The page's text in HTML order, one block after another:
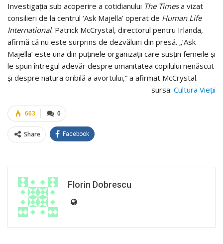
Investigația sub acoperire a cotidianului The Timesa vizat
consilieri de la centrul ‘Ask Majella’ operat de Human Life
International. Patrick McCrystal, directorul pentru Irlanda,
afirmă că nu este surprins de dezvăluiri din presă. „’Ask
Majella’ este una din puținele organizații care susțin femeile și
le spun întregul adevăr despre umanitatea copilului nenăscut
și despre natura oribilă a avortului,” a afirmat McCrystal.
sursa: Cultura Vieții
0
663
Share Facebook
Florin Dobrescu